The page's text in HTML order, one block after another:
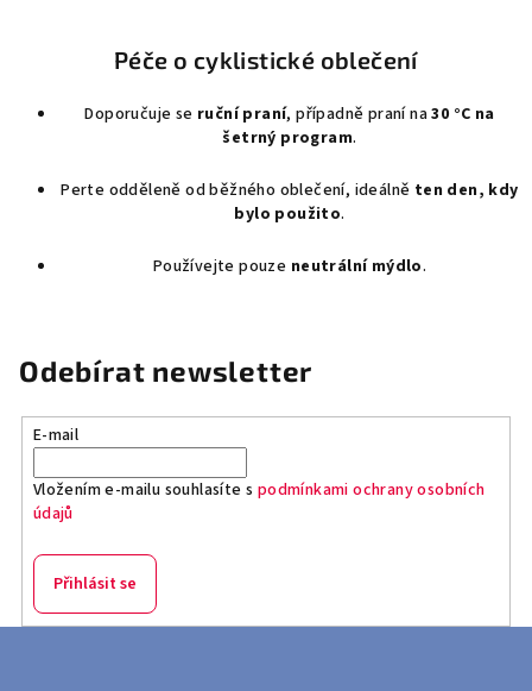
Péče o cyklistické oblečení
Doporučuje se ruční praní, případně praní na30 °C na
šetrný program.
Perte odděleně od běžného oblečení, ideálně ten den, kdy
bylo použito.
Používejte pouze neutrální mýdlo.
Odebírat newsletter
E-mail
Vložením e-mailu souhlasíte s podmínkami ochrany osobních
údajů
Přihlásit se